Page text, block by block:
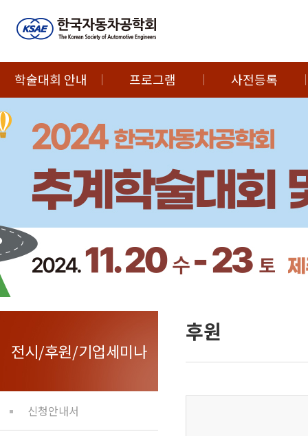
학술대회 안내 프로그램 사전등록
후원
전시/후원/기업세미나
신청안내서